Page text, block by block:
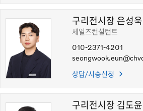
구리전시장 은성욱
세일즈컨설턴트
010-2371-4201
상담/시승신청
구리전시장 김도윤